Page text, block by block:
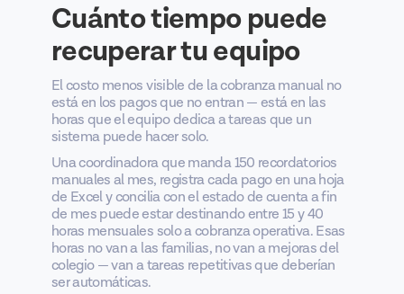
Cuánto tiempo puede
recuperar tu equipo
El costo menos visible de la cobranza manual no
está en los pagos que no entran — está en las
horas que el equipo dedica a tareas que un
sistema puede hacer solo.
Una coordinadora que manda 150 recordatorios
manuales al mes, registra cada pago en una hoja
de Excel y concilia con el estado de cuenta a fin
de mes puede estar destinando entre 15 y 40
horas mensuales solo a cobranza operativa. Esas
horas no van a las familias, no van a mejoras del
colegio — van a tareas repetitivas que deberían
ser automáticas.